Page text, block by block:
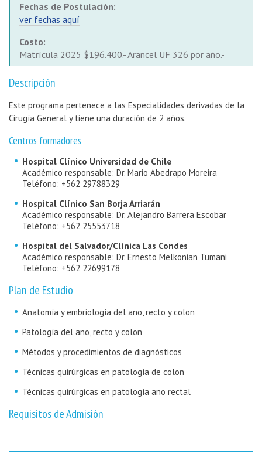
Fechas de Postulación:
ver fechas aquí
Costo:
Matrícula 2025 $196.400.- Arancel UF 326 por año.-
Descripción
Este programa pertenece a las Especialidades derivadas de la
Cirugía General y tiene una duración de 2 años.
Centros formadores
Hospital Clínico Universidad de Chile
Académico responsable: Dr. Mario Abedrapo Moreira
Teléfono: +562 29788329
Hospital Clínico San Borja Arriarán
Académico responsable: Dr. Alejandro Barrera Escobar
Teléfono: +562 25553718
Hospital del Salvador/Clínica Las Condes
Académico responsable: Dr. Ernesto Melkonian Tumani
Teléfono: +562 22699178
Plan de Estudio
Anatomía y embriología del ano, recto y colon
Patología del ano, recto y colon
Métodos y procedimientos de diagnósticos
Técnicas quirúrgicas en patología de colon
Técnicas quirúrgicas en patología ano rectal
Requisitos de Admisión